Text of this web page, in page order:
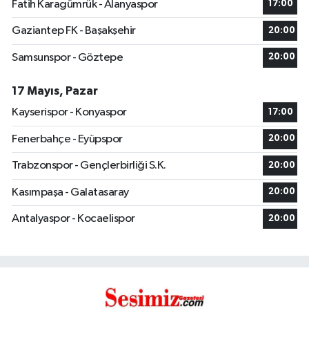
Fatih Karagümrük - Alanyaspor
17:00
Gaziantep FK - Başakşehir 20:00
Samsunspor - Göztepe 20:00
17 Mayıs, Pazar
Kayserispor - Konyaspor
17:00
Fenerbahçe - Eyüpspor 20:00
Trabzonspor - Gençlerbirliği S.K. 20:00
Kasımpaşa - Galatasaray 20:00
Antalyaspor - Kocaelispor 20:00